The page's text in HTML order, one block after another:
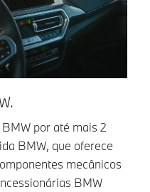
por até mais 2
BMW, que oferece
mecânicos
BMW